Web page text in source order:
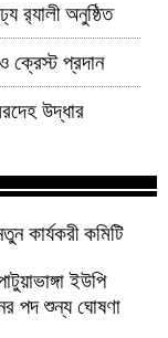
র‌্যালী অনুষ্ঠিত
ও ক্রেস্ট প্রদান
উদ্ধার
কার্যকরী কমিটি
ইউপি
পদ শুন্য ঘোষণা